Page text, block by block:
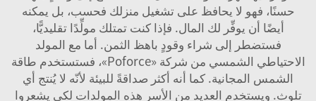
حسنًا، فهو لا يحافظ على تشغيل منزلك فحسب، بل يمكنه
أيضًا أن يوفِّر لك المال. فإذا كنت تمتلك مولِّدًا تقليديًّا،
فستضطر إلى شراء وقودٍ باهظ الثمن. أما مع المولد
الاحتياطي الشمسي من شركة «Poforce»، فستستخدم طاقة
الشمس المجانية. كما أنه أكثر صداقةً للبيئة لأنّه لا يُنتج أي
تلوث. ويستخدم العديد من الأسر هذه المولدات لكي يشعروا